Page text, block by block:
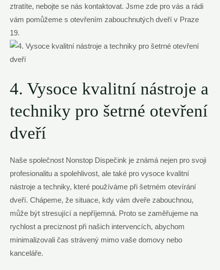
ztratíte, nebojte se nás kontaktovat. Jsme zde pro vás a rádi
vám pomůžeme s otevřením zabouchnutých dveří v Praze
19.
4. Vysoce kvalitní nástroje a
techniky pro šetrné otevření
dveří
Naše společnost Nonstop Dispečink je známá nejen pro svoji
profesionalitu a spolehlivost, ale také pro vysoce kvalitní
nástroje a techniky, které používáme při šetrném otevírání
dveří. Chápeme, že situace, kdy vám dveře zabouchnou,
může být stresující a nepříjemná. Proto se zaměřujeme na
rychlost a preciznost při našich intervencích, abychom
minimalizovali čas strávený mimo vaše domovy nebo
kanceláře.